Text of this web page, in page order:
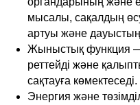
мысалы, сақалдың
артуы және дауыстың
Жыныстық функция —
реттейді және
сақтауға көмектеседі.
Энергия және